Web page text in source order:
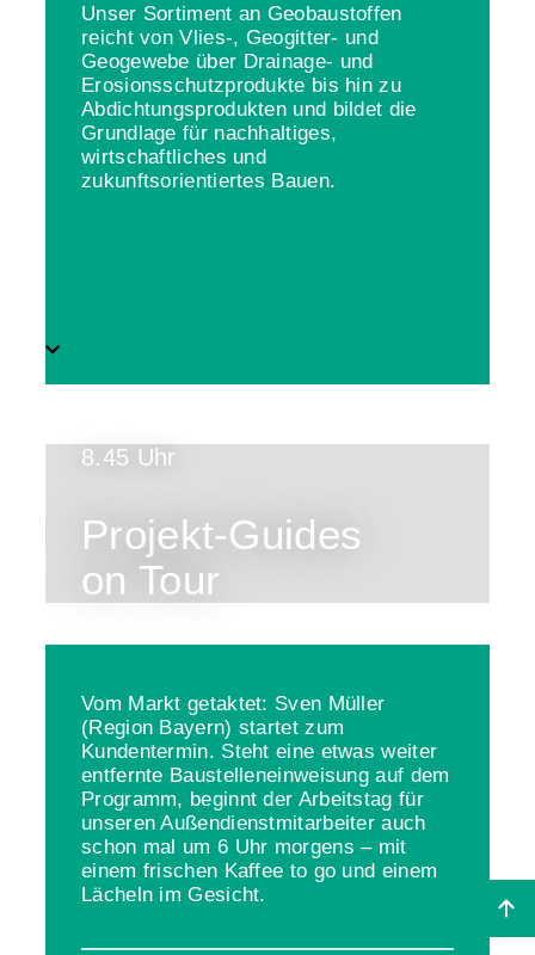
Unser Sortiment an Geobaustoffen
reicht von Vlies-, Geogitter- und
Geogewebe über Drainage- und
Erosionsschutzprodukte bis hin zu
Abdichtungsprodukten und bildet die
Grundlage für nachhaltiges,
wirtschaftliches und
zukunftsorientiertes Bauen.
8.45 Uhr
Projekt-Guides
on Tour
Vom Markt getaktet: Sven Müller
(Region Bayern) startet zum
Kundentermin. Steht eine etwas weiter
entfernte Baustelleneinweisung auf dem
Programm, beginnt der Arbeitstag für
unseren Außendienstmitarbeiter auch
schon mal um 6 Uhr morgens – mit
einem frischen Kaffee to go und einem
Lächeln im Gesicht.